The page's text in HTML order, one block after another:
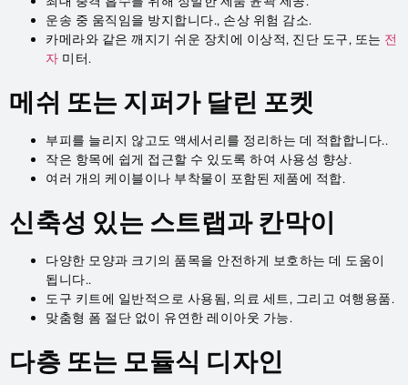
운송 중 움직임을 방지합니다., 손상 위험 감소.
카메라와 같은 깨지기 쉬운 장치에 이상적, 진단 도구, 또는 전
자 미터.
메쉬 또는 지퍼가 달린 포켓
부피를 늘리지 않고도 액세서리를 정리하는 데 적합합니다..
작은 항목에 쉽게 접근할 수 있도록 하여 사용성 향상.
여러 개의 케이블이나 부착물이 포함된 제품에 적합.
신축성 있는 스트랩과 칸막이
다양한 모양과 크기의 품목을 안전하게 보호하는 데 도움이
됩니다..
도구 키트에 일반적으로 사용됨, 의료 세트, 그리고 여행용품.
맞춤형 폼 절단 없이 유연한 레이아웃 가능.
다층 또는 모듈식 디자인